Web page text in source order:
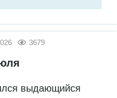
3679
выдающийся